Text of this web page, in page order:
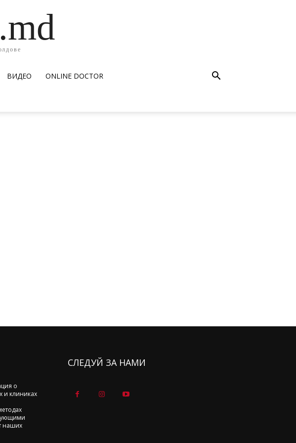
ВИДЕО ОNLINE DOCTOR
о
и клиниках
наших
СЛЕДУЙ ЗА НАМИ